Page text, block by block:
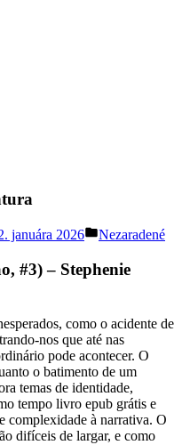
januára 2026
Posted
Nezaradené
#3) – Stephenie
como o acidente de
nos que até nas
pode acontecer. O
o batimento de um
temas de identidade,
tempo livro epub grátis e
complexidade à narrativa. O
difíceis de largar, e como